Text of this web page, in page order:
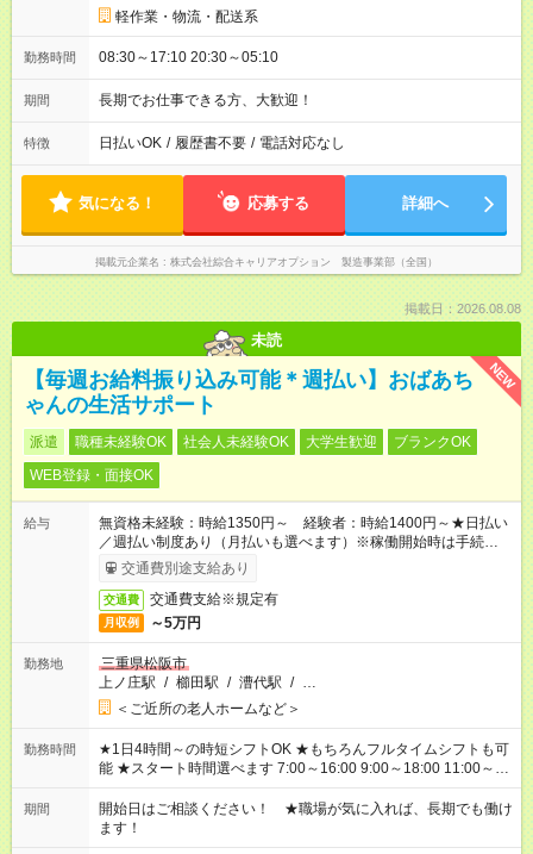
軽作業・物流・配送系
勤務時間 08:30～17:10 20:30～05:10
期間 長期でお仕事できる方、大歓迎！
特徴 日払いOK / 履歴書不要 / 電話対応なし
気になる！ 応募する 詳細へ
掲載元企業名 株式会社綜合キャリアオプション 製造事業部（全国）
掲載日：2026.08.08
未読
NEW
【毎週お給料振り込み可能＊週払い】おばあち
ゃんの生活サポート
派遣 職種未経験OK 社会人未経験OK 大学生歓迎
ブランクOK
WEB登録・面接OK
給与
無資格未経験：時給1350円～ 経験者：時給1400円～★日払い
／週払い制度あり（月払いも選べます）※稼働開始時は手続き完
了次第のお支払いとなります。
交通費別途支給あり
交通費 交通費支給※規定有
月収例 ～5万円
勤務地
三重県松阪市
上ノ庄駅 / 櫛田駅 / 漕代駅 / …
＜ご近所の老人ホームなど＞
勤務時間
★1日4時間～の時短シフトOK ★もちろんフルタイムシフトも可
能 ★スタート時間選べます 7:00～16:00 9:00～18:00 11:00～
20:00 など 残業なし！ ※Wワークの場合、他のお仕事と合わせ
週40時間超の就業はご案内できません ※法令に基づき、週20時
間以上勤務は社会保険への加入対象となります ※労働者派遣法
（日雇い派遣の原則禁止）により、短時間・短期間の就業はご
期間
開始日はご相談ください！ ★職場が気に入れば、長期でも働け
ます！